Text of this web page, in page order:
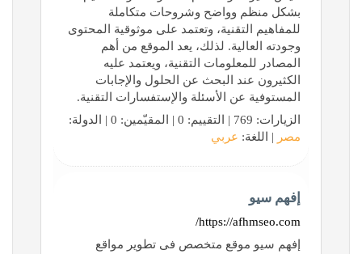
بشكل منظم وواضح وشروحات متكاملة
للمفاهيم التقنية، وتعتمد على موثوقية المحتوى
وجودته العالية. لذلك، يعد الموقع من أهم
المصادر للمعلومات التقنية، ويعتمد عليه
الكثيرون عند البحث عن الحلول والإجابات
المستوفية عن الأسئلة والإستفسارات التقنية.
الزيارات: 769 | التقييم: 0 | المقيّمين: 0 | الدولة:
مصر | اللغة: عربي
إفهم سيو
https://afhmseo.com/
إفهم سيو موقع متخصص فى تطوير مواقع